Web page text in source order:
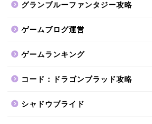
グランブルーファンタジー攻略
ゲームブログ運営
ゲームランキング
コード：ドラゴンブラッド攻略
シャドウブライド